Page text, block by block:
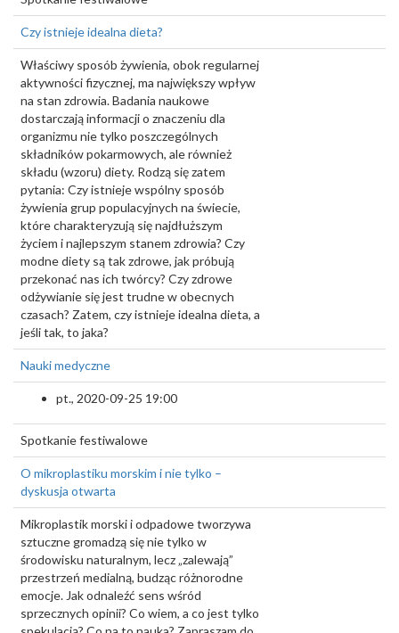
Czy istnieje idealna dieta?
Właściwy sposób żywienia, obok regularnej
aktywności fizycznej, ma największy wpływ
na stan zdrowia. Badania naukowe
dostarczają informacji o znaczeniu dla
organizmu nie tylko poszczególnych
składników pokarmowych, ale również
składu (wzoru) diety. Rodzą się zatem
pytania: Czy istnieje wspólny sposób
żywienia grup populacyjnych na świecie,
które charakteryzują się najdłuższym
życiem i najlepszym stanem zdrowia? Czy
modne diety są tak zdrowe, jak próbują
przekonać nas ich twórcy? Czy zdrowe
odżywianie się jest trudne w obecnych
czasach? Zatem, czy istnieje idealna dieta, a
jeśli tak, to jaka?
Nauki medyczne
pt., 2020-09-25 19:00
Spotkanie festiwalowe
O mikroplastiku morskim i nie tylko –
dyskusja otwarta
Mikroplastik morski i odpadowe tworzywa
sztuczne gromadzą się nie tylko w
środowisku naturalnym, lecz „zalewają”
przestrzeń medialną, budząc różnorodne
emocje. Jak odnaleźć sens wśród
sprzecznych opinii? Co wiem, a co jest tylko